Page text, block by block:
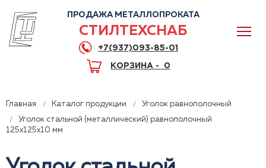
ПРОДАЖА МЕТАЛЛОПРОКАТА
СТИЛТЕХСНАБ
+7(937)093-85-01
КОРЗИНА - 0
Главная Каталог продукции
Уголок равнополочный
Уголок стальной (металлический) равнополочный
125x125x10 мм